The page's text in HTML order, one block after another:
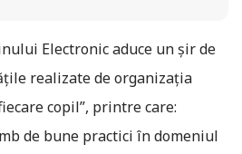
Electronic aduce un șir de
realizate de organizația
copil”, printre care:
de bune practici în domeniul